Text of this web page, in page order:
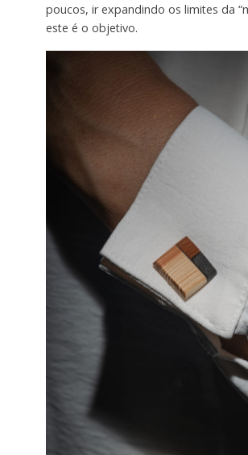
poucos, ir expandindo os limites da
este é o objetivo.